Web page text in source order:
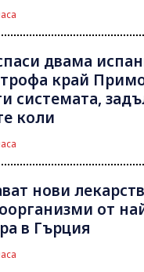
двама
край
системата,
коли
нови
от
в Гърция